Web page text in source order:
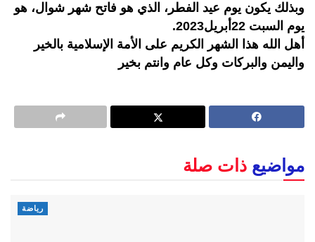
وبذلك يكون يوم عيد الفطر، الذي هو فاتح شهر شوال، هو
يوم السبت 22أبريل2023.
أهل الله هذا الشهر الكريم على الأمة الإسلامية بالخير
واليمن والبركات وكل عام وانتم بخير
مواضيع ذات صلة
رياضة